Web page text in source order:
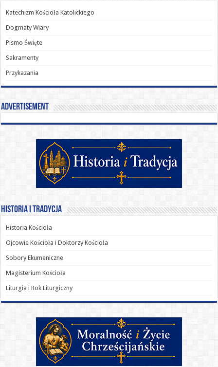
Katechizm Kościoła Katolickiego
Dogmaty Wiary
Pismo Święte
Sakramenty
Przykazania
Advertisement
Historia i Tradycja
Historia Kościoła
Ojcowie Kościoła i Doktorzy Kościoła
Sobory Ekumeniczne
Magisterium Kościoła
Liturgia i Rok Liturgiczny